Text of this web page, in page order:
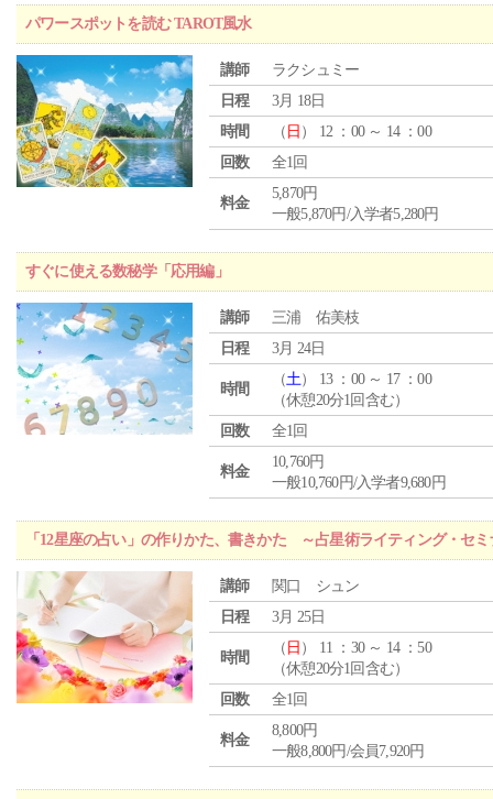
パワースポットを読む TAROT風水
講師
ラクシュミー
日程
3月 18日
時間
（ 日 ） 12 ：00 ～ 14 ：00
回数
全1回
料金
5,870円
一般5,870円/入学者5,280円
すぐに使える数秘学「応用編」
講師
三浦 佑美枝
日程
3月 24日
時間
（土） 13 ：00 ～ 17 ：00
（休憩20分1回含む）
回数
全1回
料金
10,760円
一般10,760円/入学者9,680円
「12星座の占い」の作りかた、書きかた ～占星術ライティング・セミ
講師
関口 シュン
日程
3月 25日
時間
（ 日 ） 11 ：30 ～ 14 ：50
（休憩20分1回含む）
回数
全1回
料金
8,800円
一般8,800円/会員7,920円